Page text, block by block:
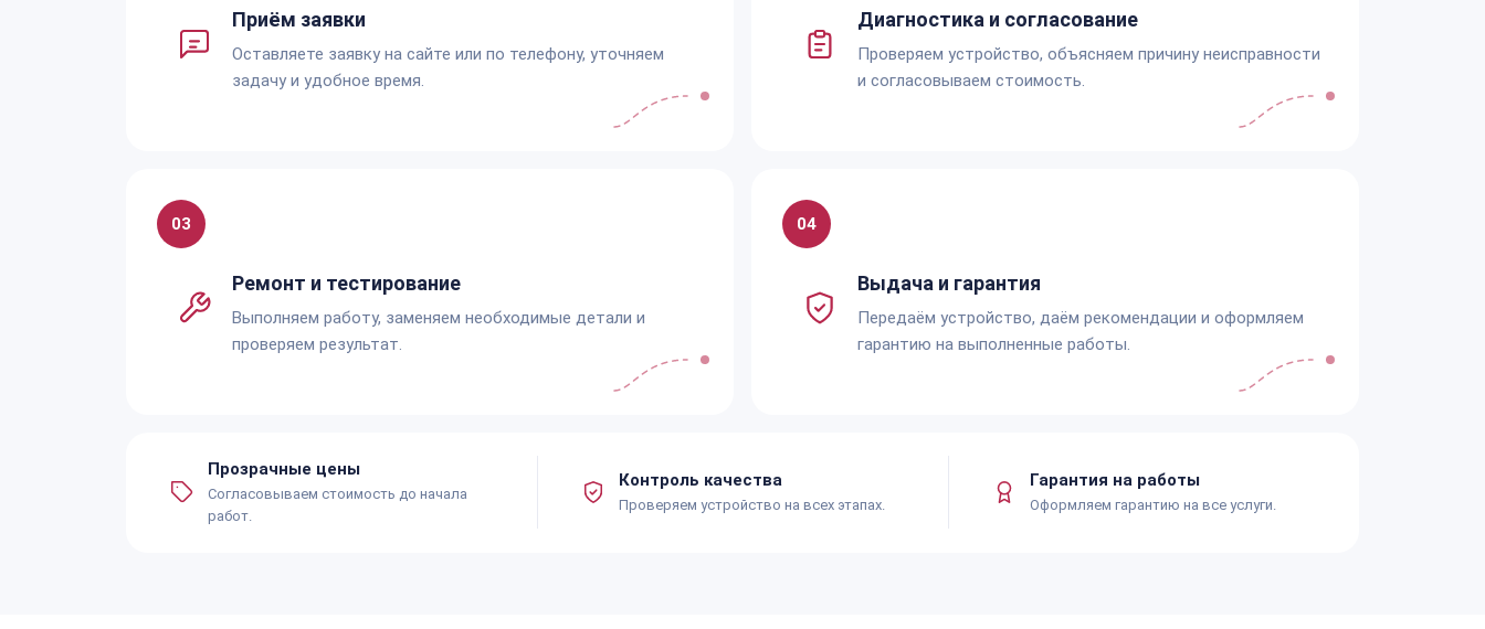
Приём заявки
Оставляете заявку на сайте или по телефону, уточняем
задачу и удобное время.
Диагностика и согласование
Проверяем устройство, объясняем причину неисправности
и согласовываем стоимость.
03
Ремонт и тестирование
Выполняем работу, заменяем необходимые детали и
проверяем результат.
04
Выдача и гарантия
Передаём устройство, даём рекомендации и оформляем
гарантию на выполненные работы.
Прозрачные цены
Согласовываем стоимость до начала
работ.
Контроль качества
Проверяем устройство на всех этапах.
Гарантия на работы
Оформляем гарантию на все услуги.